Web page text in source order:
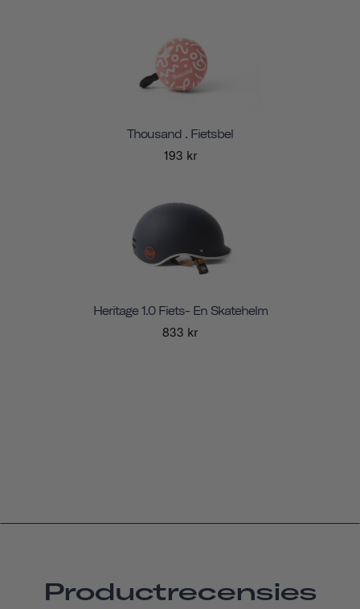
Thousand . Fietsbel
193 kr
Heritage 1.0 Fiets- En Skatehelm
833 kr
Productrecensies